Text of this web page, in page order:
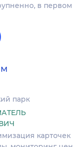
в первом
парк
карточек